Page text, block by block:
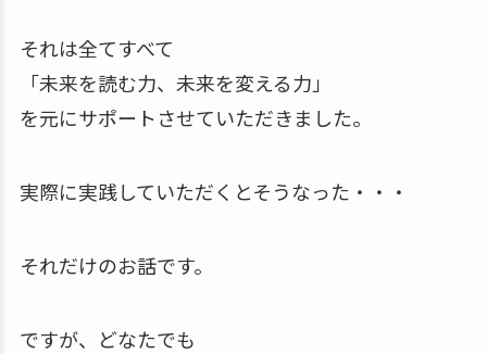
それは全てすべて
「未来を読む力、未来を変える力」
を元にサポートさせていただきました。
実際に実践していただくとそうなった・・・
それだけのお話です。
ですが、どなたでも